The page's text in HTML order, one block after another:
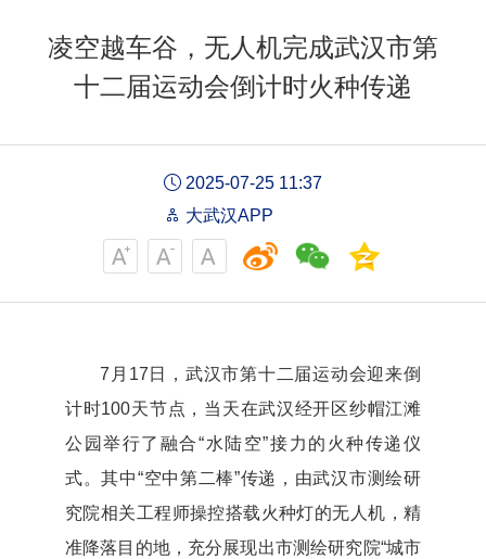
凌空越车谷，无人机完成武汉市第
十二届运动会倒计时火种传递
2025-07-25 11:37
大武汉APP
7月17日，武汉市第十二届运动会迎来倒
计时100天节点，当天在武汉经开区纱帽江滩
公园举行了融合“水陆空”接力的火种传递仪
式。其中“空中第二棒”传递，由武汉市测绘研
究院相关工程师操控搭载火种灯的无人机，精
准降落目的地，充分展现出市测绘研究院“城市